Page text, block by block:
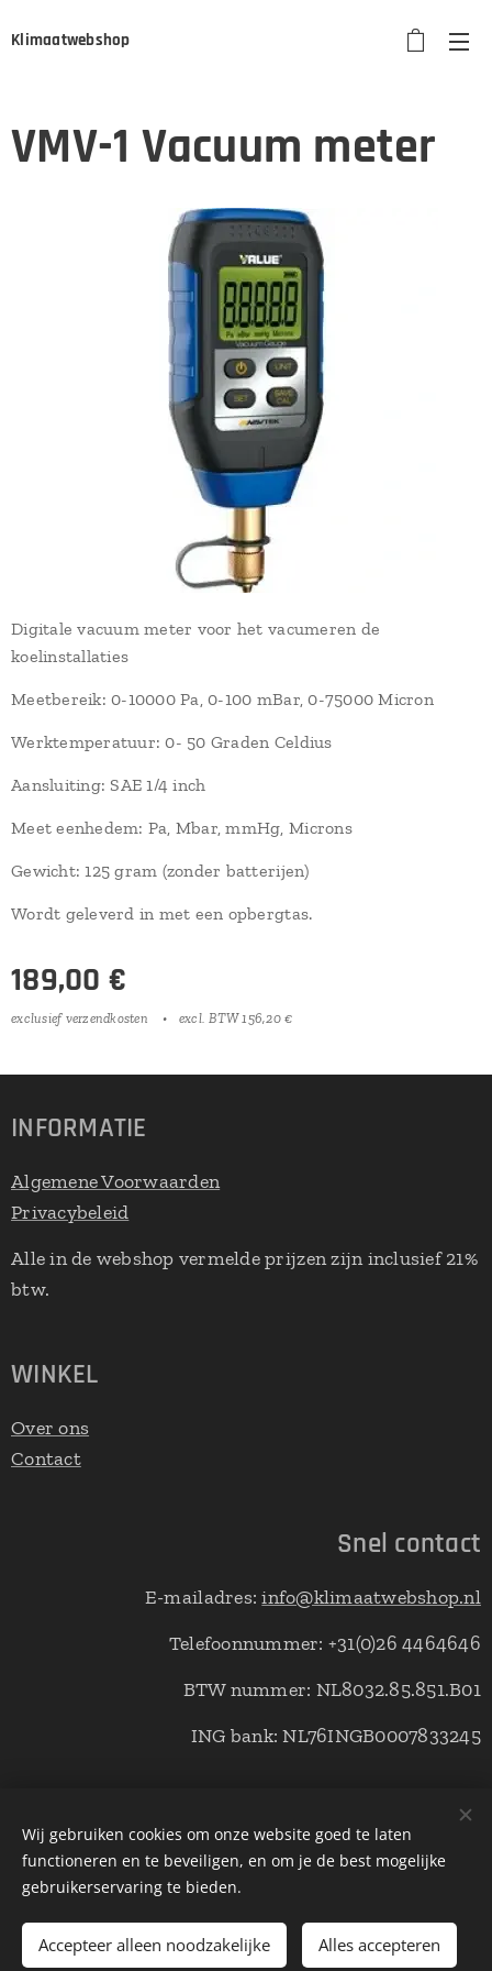
Klimaatwebshop
VMV-1 Vacuum meter
Digitale vacuum meter voor het vacumeren de
koelinstallaties
Meetbereik: 0-10000 Pa, 0-100 mBar, 0-75000 Micron
Werktemperatuur: 0- 50 Graden Celdius
Aansluiting: SAE 1/4 inch
Meet eenhedem: Pa, Mbar, mmHg, Microns
Gewicht: 125 gram (zonder batterijen)
Wordt geleverd in met een opbergtas.
189,00 €
exclusief verzendkosten excl. BTW 156,20 €
Toevoegen aan de winkelwagen
INFORMATIE
Algemene Voorwaarden
Privacybeleid
Alle in de webshop vermelde prijzen zijn inclusief 21%
btw.
WINKEL
Over ons
Contact
Snel contact
E-mailadres:info@klimaatwebshop.nl
Telefoonnummer: +31(0)26 4464646
BTW nummer: NL8032.85.851.B01
ING bank: NL76INGB0007833245
© Copyright klimaatwebshop 2021 alle rechten voorbehouden.
Cookies
Wij gebruiken cookies om onze website goed te laten
functioneren en te beveiligen, en om je de best mogelijke
gebruikerservaring te bieden.
Accepteer alleen noodzakelijke Alles accepteren